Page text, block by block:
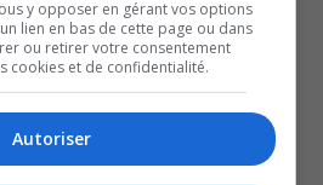
de profiter des tarifs réduits.
changement n’est prévu
y opposer en gérant vos options
lien en bas de cette page ou dans
ou retirer votre consentement
cookies et de confidentialité.
Autoriser